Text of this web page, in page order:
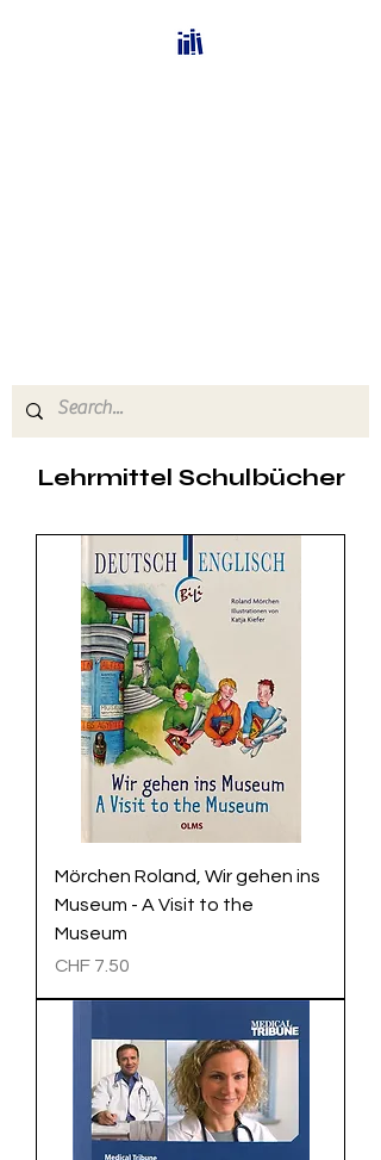
Lehrmittel Schulbücher
Mörchen Roland, Wir gehen ins
Museum - A Visit to the
Museum
Preis
CHF 7.50